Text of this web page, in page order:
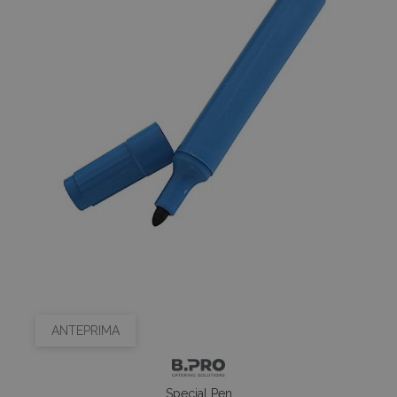
ANTEPRIMA
Special Pen